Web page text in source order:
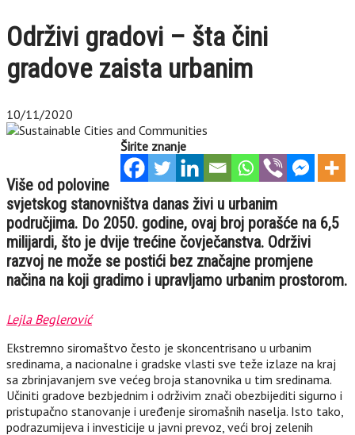
Održivi gradovi – šta čini
gradove zaista urbanim
10/11/2020
Širite znanje
Više od polovine
svjetskog stanovništva danas živi u urbanim
područjima. Do 2050. godine, ovaj broj porašće na 6,5
milijardi, što je dvije trećine čovječanstva. Održivi
razvoj ne može se postići bez značajne promjene
načina na koji gradimo i upravljamo urbanim prostorom.
Lejla Beglerović
Ekstremno siromaštvo često je skoncentrisano u urbanim
sredinama, a nacionalne i gradske vlasti sve teže izlaze na kraj
sa zbrinjavanjem sve većeg broja stanovnika u tim sredinama.
Učiniti gradove bezbjednim i održivim znači obezbijediti sigurno i
pristupačno stanovanje i uređenje siromašnih naselja. Isto tako,
podrazumijeva i investicije u javni prevoz, veći broj zelenih